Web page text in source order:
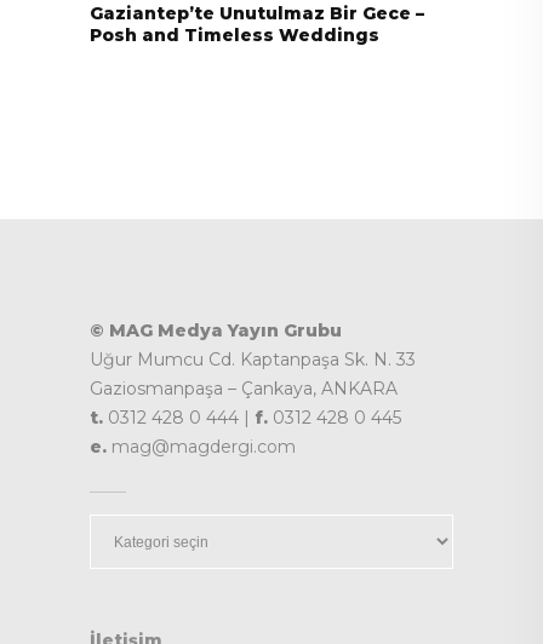
Gaziantep’te Unutulmaz Bir Gece –
Posh and Timeless Weddings
© MAG Medya Yayın Grubu
Uğur Mumcu Cd. Kaptanpaşa Sk. N. 33
Gaziosmanpaşa – Çankaya, ANKARA
t. 0312 428 0 444 | f. 0312 428 0 445
e. mag@magdergi.com